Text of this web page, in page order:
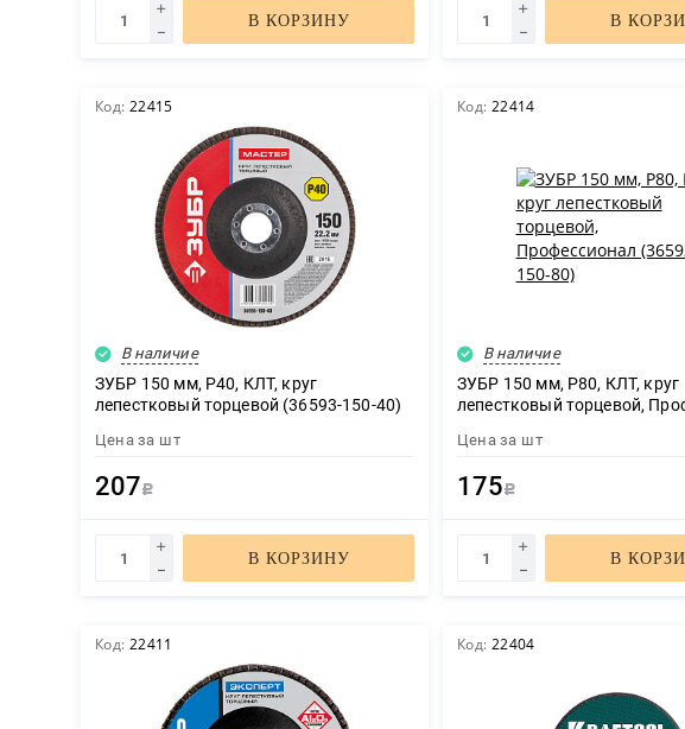
В КОРЗИНУ В
Код: 22415
В наличие
ЗУБР 150 мм, P40, КЛТ, круг
лепестковый торцевой (36593-150-40)
Цена за шт
207 Р
В КОРЗИНУ
Код: 22414
В наличие
ЗУБР 150 мм, P80, КЛТ, круг
лепестковый торцевой,
Цена за шт
175 Р
В
Код: 22411 Код: 22404
Нажимая кнопку
персональных
персональных